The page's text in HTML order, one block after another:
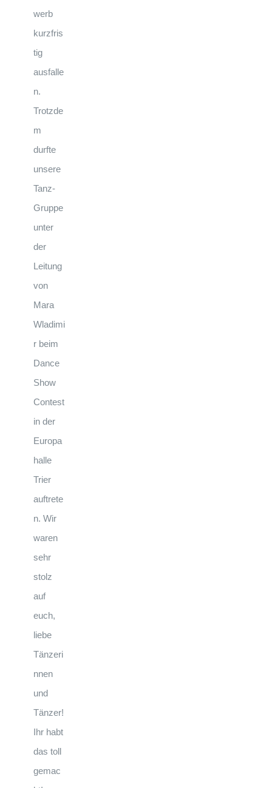
werb
kurzfris
tig
ausfalle
n.
Trotzde
m
durfte
unsere
Tanz-
Gruppe
unter
der
Leitung
von
Mara
Wladimi
r beim
Dance
Show
Contest
in der
Europa
halle
Trier
auftrete
n. Wir
waren
sehr
stolz
auf
euch,
liebe
Tänzeri
nnen
und
Tänzer!
Ihr habt
das toll
gemac